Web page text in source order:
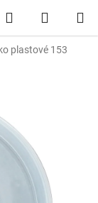
Hledat
KOŠÍK
plastové 153